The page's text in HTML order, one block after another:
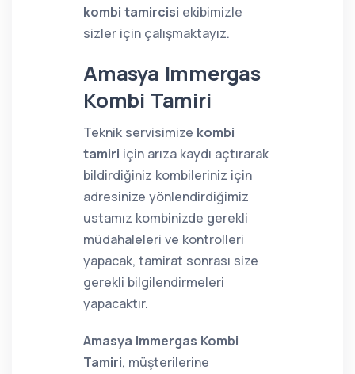
kombi tamircisi ekibimizle
sizler için çalışmaktayız.
Amasya Immergas
Kombi Tamiri
Teknik servisimize kombi
tamiri için arıza kaydı açtırarak
bildirdiğiniz kombileriniz için
adresinize yönlendirdiğimiz
ustamız kombinizde gerekli
müdahaleleri ve kontrolleri
yapacak, tamirat sonrası size
gerekli bilgilendirmeleri
yapacaktır.
Amasya Immergas Kombi
Tamiri, müşterilerine